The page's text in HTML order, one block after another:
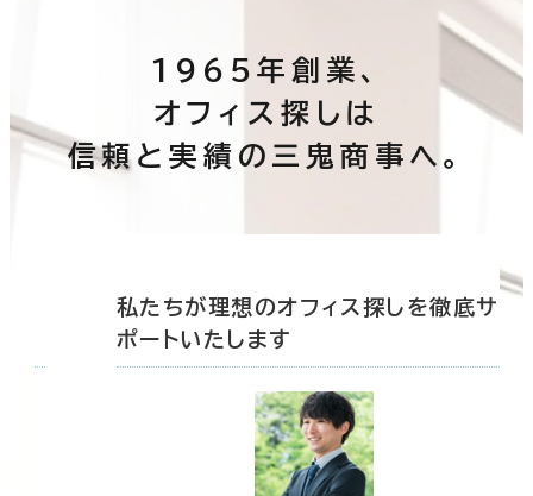
1965年創業、
オフィス探しは
信頼と実績の三鬼商事へ。
私たちが理想のオフィス探しを徹底サ
ポートいたします